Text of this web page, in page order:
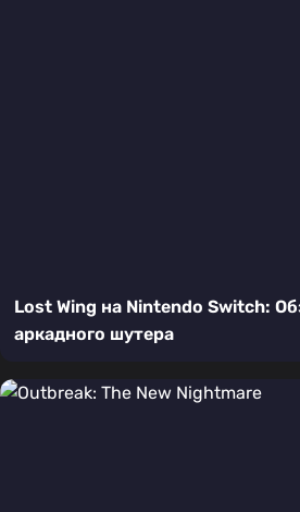
Lost Wing на Nintendo Switch:
аркадного шутера